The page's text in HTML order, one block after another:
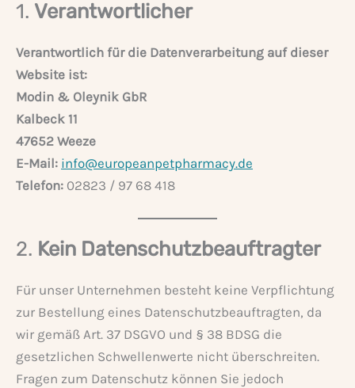
1. Verantwortlicher
Verantwortlich für die Datenverarbeitung auf dieser
Website ist:
Modin & Oleynik GbR
Kalbeck 11
47652 Weeze
E-Mail: info@europeanpetpharmacy.de
Telefon: 02823 / 97 68 418
2. Kein Datenschutzbeauftragter
Für unser Unternehmen besteht keine Verpflichtung
zur Bestellung eines Datenschutzbeauftragten, da
wir gemäß Art. 37 DSGVO und § 38 BDSG die
gesetzlichen Schwellenwerte nicht überschreiten.
Fragen zum Datenschutz können Sie jedoch